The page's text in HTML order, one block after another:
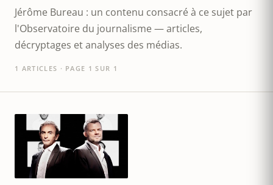
Jérôme Bureau : un contenu consacré à ce sujet par
l'Observatoire du journalisme — articles,
décryptages et analyses des médias.
1 ARTICLES · PAGE 1 SUR 1